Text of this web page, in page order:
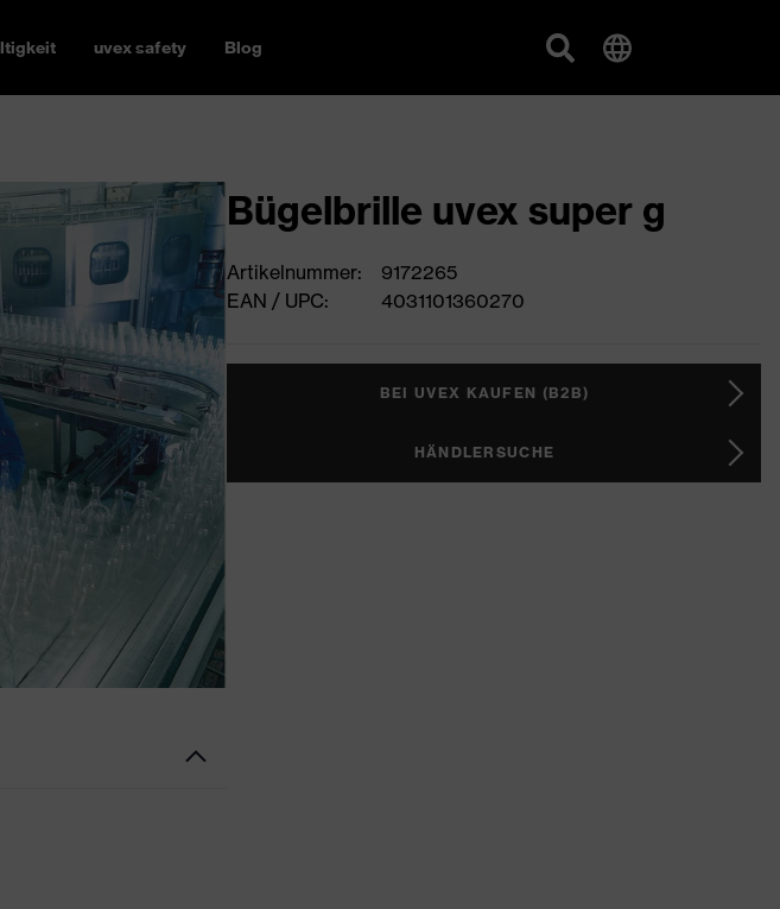
uvex safety Blog
Bügelbrille uvex super g
Artikelnummer:
9172265
EAN / UPC:
4031101360270
BEI UVEX KAUFEN (B2B)
HÄNDLERSUCHE